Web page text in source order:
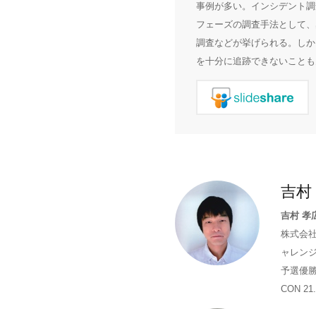
事例が多い。インシデント
フェーズの調査手法として
調査などが挙げられる。し
を十分に追跡できないこと
吉村
吉村 孝
株式会
ャレン
予選優
CON